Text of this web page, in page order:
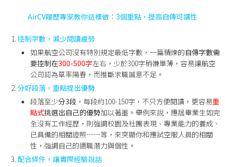
AirCV履歷專家教你這樣做：3個重點，提高自傳可讀性
控制字數，減少閱讀疲勞
如果航空公司沒有特別規定最低字數，一篇精煉的自傳字數需
要控制在300-500字左右，少於300字稍嫌單薄，容易讓航空
公司認為草率陽春，而推斷求職誠意不足。
分好段落，重點提出優勢
段落至少分3段 ，每段約100-150字，不只方便閱讀，更容易重
點式挑選出自己的優勢加以著墨。舉例來說，應屆畢業生如完
全沒有工作經歷，則強調校園及社團表現、專業能力的養成、
已具備的相關證照……等，來突顯你和應試空服人員的相關
性，強調自己的適職潛力與個性。
配合條件，讓實際經驗說話